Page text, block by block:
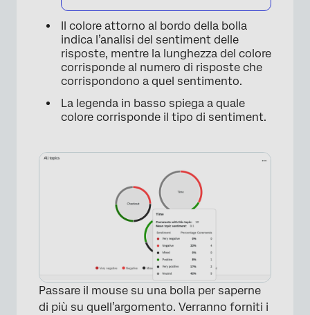
Il colore attorno al bordo della bolla
indica l’analisi del sentiment delle
risposte, mentre la lunghezza del colore
corrisponde al numero di risposte che
corrispondono a quel sentimento.
La legenda in basso spiega a quale
colore corrisponde il tipo di sentiment.
Passare il mouse su una bolla per saperne
di più su quell’argomento. Verranno forniti i